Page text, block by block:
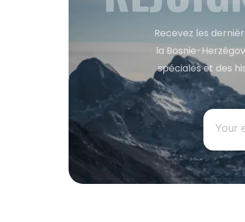
Recevez les
la Bosnie-
spéciales et des